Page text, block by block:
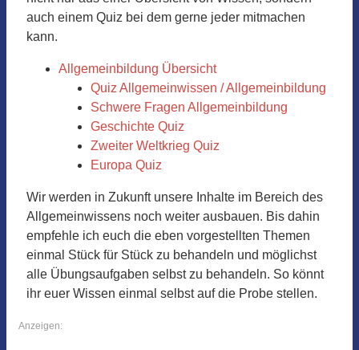
auch einem Quiz bei dem gerne jeder mitmachen
kann.
Allgemeinbildung Übersicht
Quiz Allgemeinwissen / Allgemeinbildung
Schwere Fragen Allgemeinbildung
Geschichte Quiz
Zweiter Weltkrieg Quiz
Europa Quiz
Wir werden in Zukunft unsere Inhalte im Bereich des
Allgemeinwissens noch weiter ausbauen. Bis dahin
empfehle ich euch die eben vorgestellten Themen
einmal Stück für Stück zu behandeln und möglichst
alle Übungsaufgaben selbst zu behandeln. So könnt
ihr euer Wissen einmal selbst auf die Probe stellen.
Anzeigen: